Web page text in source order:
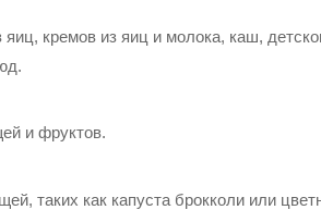
кремов из яиц и молока, каш,
и фруктов.
таких как капуста брокколи или